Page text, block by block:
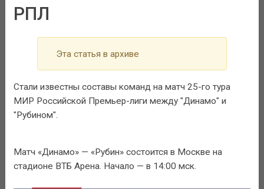
РПЛ
Эта статья в архиве
Стали известны составы команд на матч 25-го тура
МИР Российской Премьер-лиги между "Динамо" и
"Рубином".
Матч «Динамо» — «Рубин» состоится в Москве на
стадионе ВТБ Арена. Начало — в 14:00 мск.